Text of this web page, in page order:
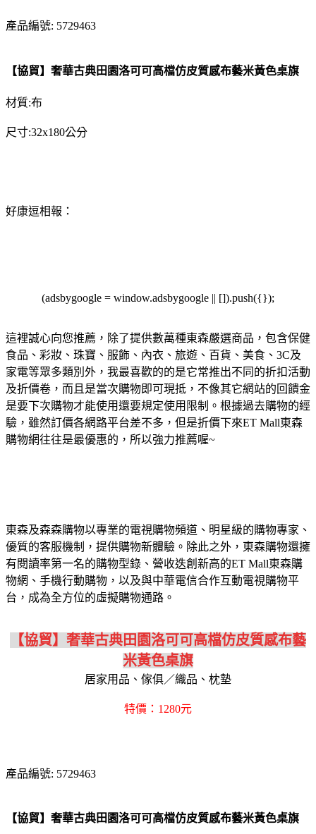
產品編號: 5729463
【協貿】奢華古典田園洛可可高檔仿皮質感布藝米黃色桌旗
材質:布
尺寸:32x180公分
好康逗相報：
(adsbygoogle = window.adsbygoogle || []).push({});
這裡誠心向您推薦，除了提供數萬種東森嚴選商品，包含保健
食品、彩妝、珠寶、服飾、內衣、旅遊、百貨、美食、3C及
家電等眾多類別外，我最喜歡的的是它常推出不同的折扣活動
及折價卷，而且是當次購物即可現抵，不像其它網站的回饋金
是要下次購物才能使用還要規定使用限制。根據過去購物的經
驗，雖然訂價各網路平台差不多，但是折價下來ET Mall東森
購物網往往是最優惠的，所以強力推薦喔~
東森及森森購物以專業的電視購物頻道、明星級的購物專家、
優質的客服機制，提供購物新體驗。除此之外，東森購物還擁
有閱讀率第一名的購物型錄、營收迭創新高的ET Mall東森購
物網、手機行動購物，以及與中華電信合作互動電視購物平
台，成為全方位的虛擬購物通路。
【協貿】奢華古典田園洛可可高檔仿皮質感布藝
米黃色桌旗
居家用品、傢俱／織品、枕墊
特價：1280元
產品編號: 5729463
【協貿】奢華古典田園洛可可高檔仿皮質感布藝米黃色桌旗